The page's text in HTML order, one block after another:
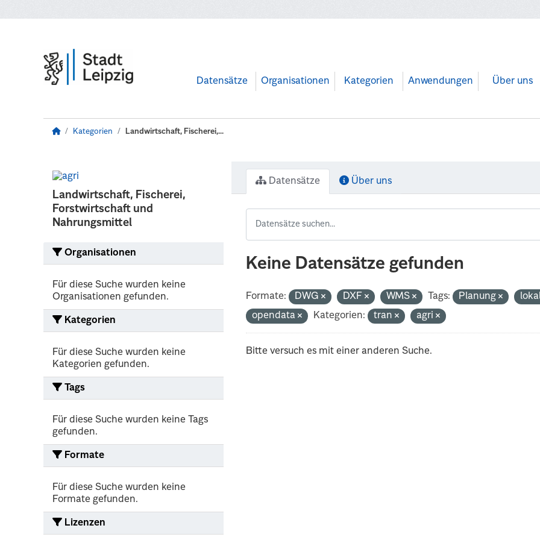
Datensätze Organisationen Kategorien Anwendungen Über uns
Kategorien Landwirtschaft, Fischerei,...
Landwirtschaft, Fischerei,
Forstwirtschaft und
Nahrungsmittel
Organisationen
Für diese Suche wurden keine
Organisationen gefunden.
Kategorien
Für diese Suche wurden keine
Kategorien gefunden.
Tags
Für diese Suche wurden keine Tags
gefunden.
Formate
Für diese Suche wurden keine
Formate gefunden.
Lizenzen
Datensätze Über uns
Keine Datensätze gefunden
Formate: DWG DXF WMS Tags: Planung
opendata
Kategorien: tran agri
Bitte versuch es mit einer anderen Suche.